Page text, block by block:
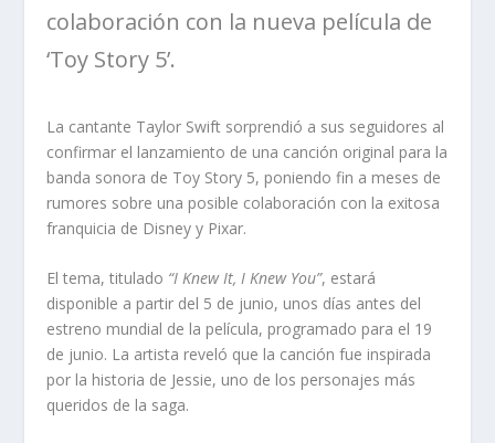
colaboración con la nueva película de
‘Toy Story 5’.
La cantante Taylor Swift sorprendió a sus seguidores al
confirmar el lanzamiento de una canción original para la
banda sonora de Toy Story 5, poniendo fin a meses de
rumores sobre una posible colaboración con la exitosa
franquicia de Disney y Pixar.
El tema, titulado “I Knew It, I Knew You”, estará
disponible a partir del 5 de junio, unos días antes del
estreno mundial de la película, programado para el 19
de junio. La artista reveló que la canción fue inspirada
por la historia de Jessie, uno de los personajes más
queridos de la saga.